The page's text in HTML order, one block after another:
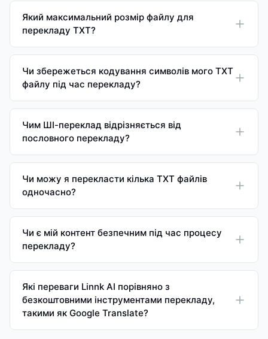
Який максимальний розмір файлу для
перекладу TXT?
Чи збережеться кодування символів мого TXT
файлу під час перекладу?
Чим ШІ-переклад відрізняється від
пословного перекладу?
Чи можу я перекласти кілька TXT файлів
одночасно?
Чи є мій контент безпечним під час процесу
перекладу?
Які переваги Linnk AI порівняно з
безкоштовними інструментами перекладу,
такими як Google Translate?